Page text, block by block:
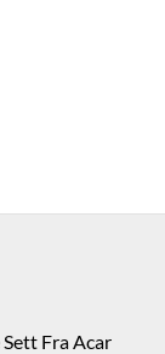
Fra Acar